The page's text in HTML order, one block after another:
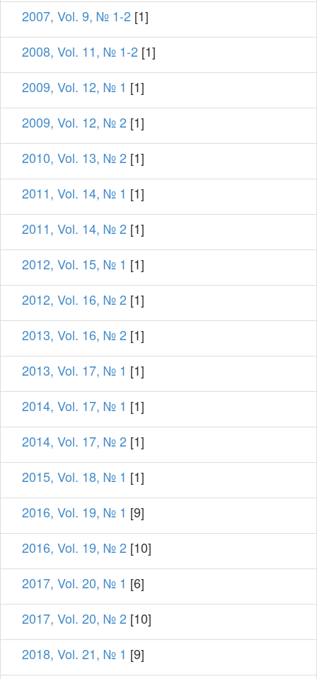
2007, Vol. 9, № 1-2 [1]
2008, Vol. 11, № 1-2 [1]
2009, Vol. 12, № 1 [1]
2009, Vol. 12, № 2 [1]
2010, Vol. 13, № 2 [1]
2011, Vol. 14, № 1 [1]
2011, Vol. 14, № 2 [1]
2012, Vol. 15, № 1 [1]
2012, Vol. 16, № 2 [1]
2013, Vol. 16, № 2 [1]
2013, Vol. 17, № 1 [1]
2014, Vol. 17, № 1 [1]
2014, Vol. 17, № 2 [1]
2015, Vol. 18, № 1 [1]
2016, Vol. 19, № 1 [9]
2016, Vol. 19, № 2 [10]
2017, Vol. 20, № 1 [6]
2017, Vol. 20, № 2 [10]
2018, Vol. 21, № 1 [9]